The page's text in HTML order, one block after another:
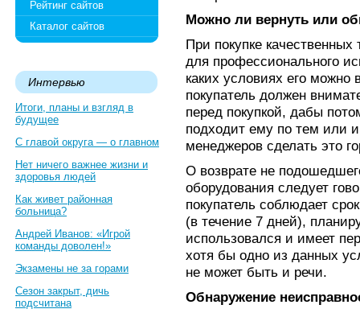
Рейтинг сайтов
Каталог сайтов
Интервью
Итоги, планы и взгляд в
будущее
С главой округа — о главном
Нет ничего важнее жизни и
здоровья людей
Как живет районная
больница?
Андрей Иванов: «Игрой
команды доволен!»
Экзамены не за горами
Сезон закрыт, дичь
подсчитана
Можно ли вернуть или
При покупке
для профессионального
каких условиях его можно
покупатель должен
перед покупкой, дабы
подходит ему по тем или
менеджеров сделать это
О возврате не
оборудования следует
покупатель соблюдает
(в течение 7 дней),
использовался и имеет
хотя бы одно из данных
не может быть и речи.
Обнаружение